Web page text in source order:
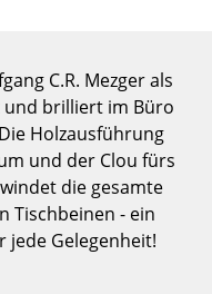
C.R. Mezger als
und brilliert im Büro
Holzausführung
und der Clou fürs
die gesamte
Tischbeinen - ein
jede Gelegenheit!